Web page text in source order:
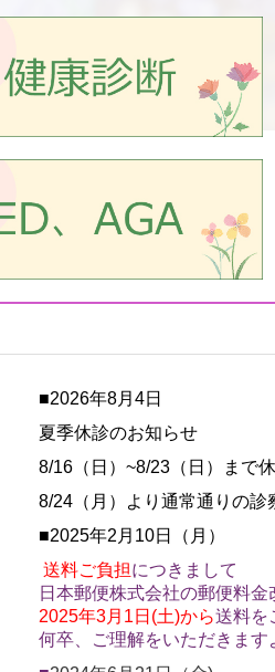
■2026年8月4日
夏季休診のお知らせ
8/16（日）~8/23（日）まで
8/24（月）より通常通りの診
■2025年2月10日（月）
送料ご負担につきまして
日本郵便株式会社の郵便料金
2025年3月1日(土)から送料を
何卒、ご理解をいただきます